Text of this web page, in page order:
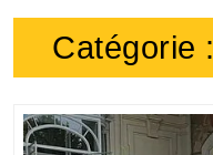
Catégorie :